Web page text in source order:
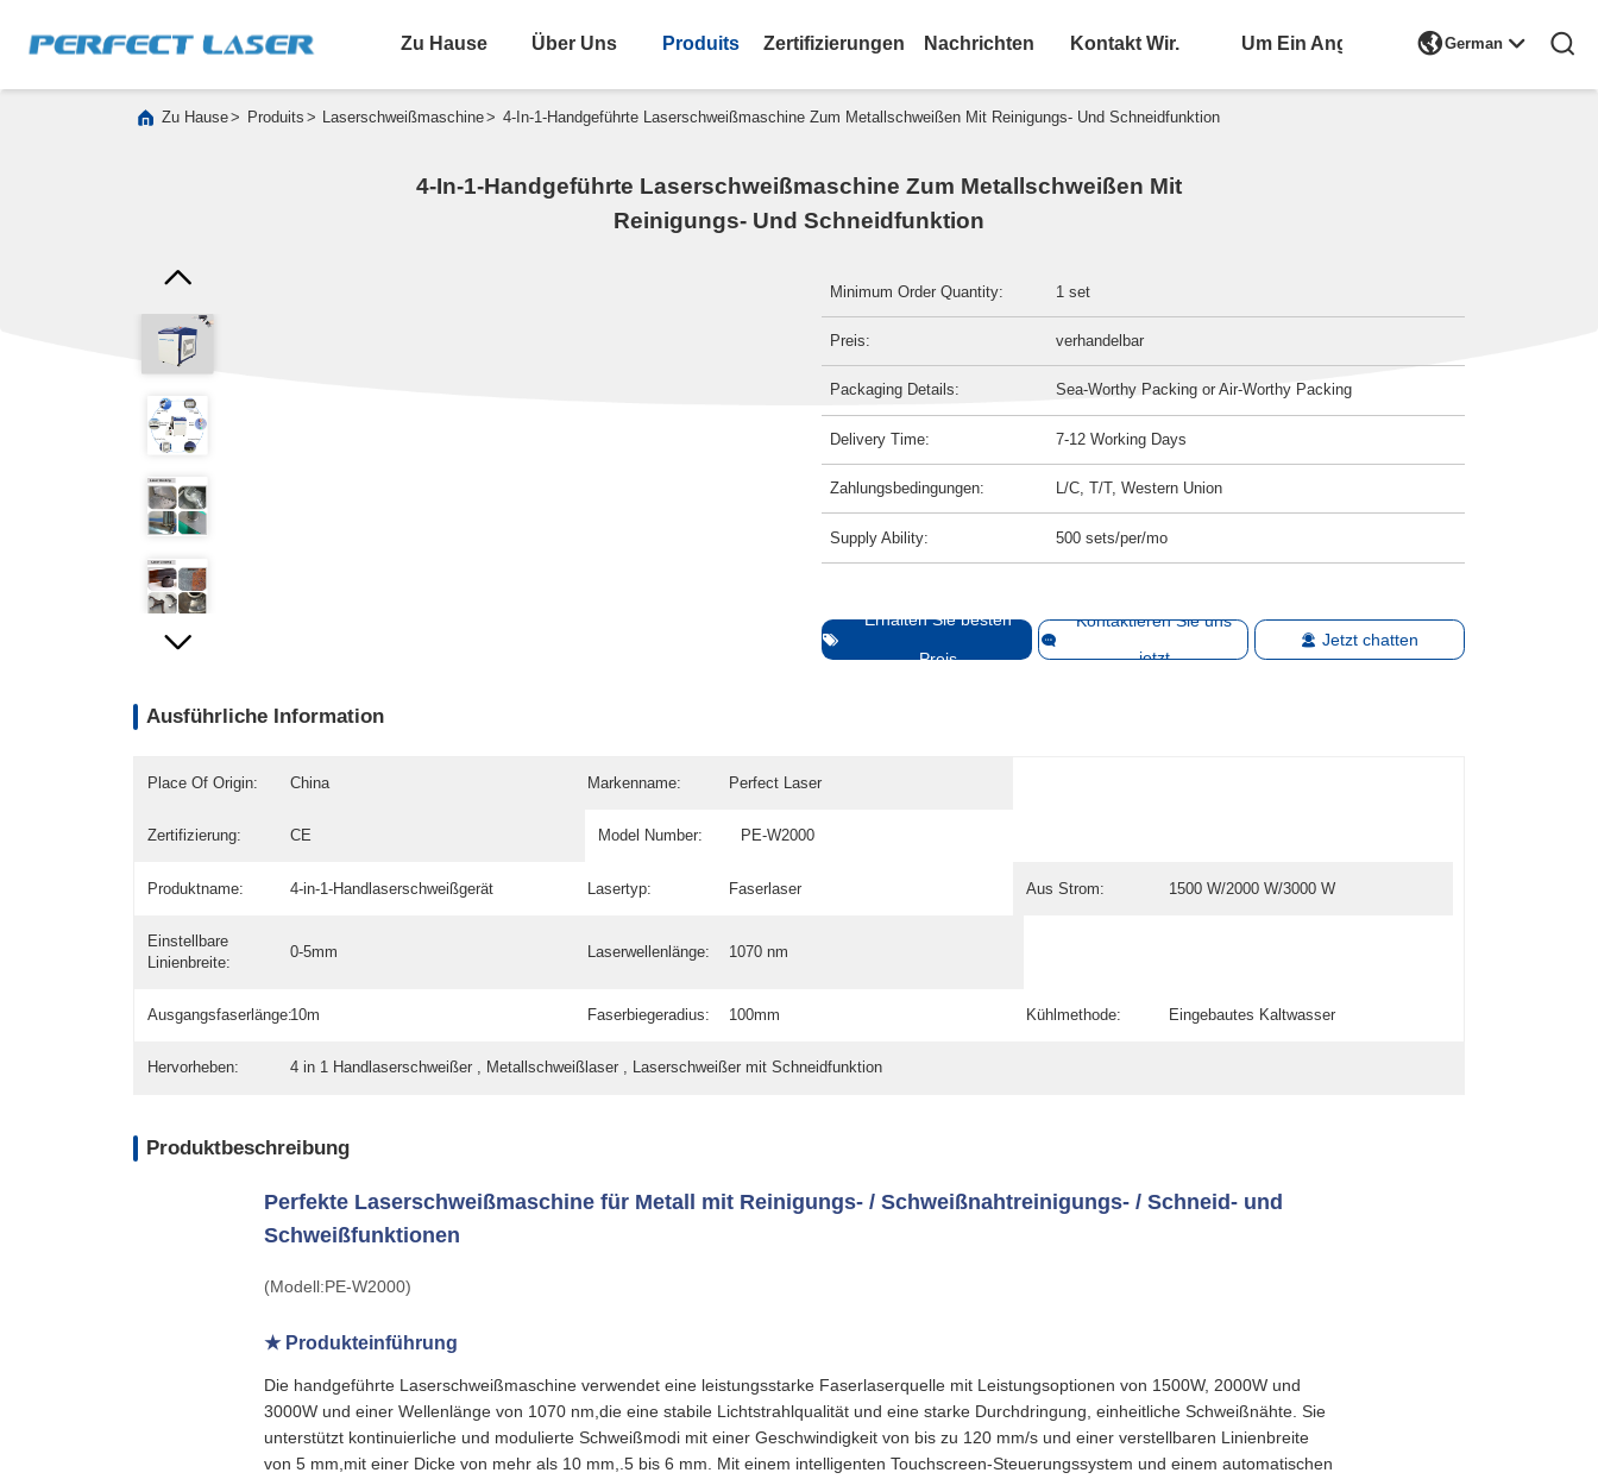
Zu Hause Über Uns Produits Zertifizierungen Nachrichten Kontakt Wir. Bitte Um Ein Angebot German 
Zu Hause> Produits > Laserschweißmaschine> 4-In-1-Handgeführte Laserschweißmaschine Zum Metallschweißen Mit Reinigungs- Und Schneidfunktion
4-In-1-Handgeführte Laserschweißmaschine Zum Metallschweißen Mit
Reinigungs- Und Schneidfunktion
Minimum Order Quantity: 1 set
Preis: verhandelbar
Packaging Details: Sea-Worthy Packing or Air-Worthy Packing
Delivery Time: 7-12 Working Days
Zahlungsbedingungen: L/C, T/T, Western Union
Supply Ability: 500 sets/per/mo
Erhalten Sie besten
Preis
Kontaktieren Sie uns
jetzt
Jetzt chatten
Ausführliche Information
Place Of Origin: China Markenname: Perfect Laser
Zertifizierung: CE Model Number: PE-W2000
Produktname: 4-in-1-Handlaserschweißgerät Lasertyp: Faserlaser Aus Strom: 1500 W/2000 W/3000 W
Einstellbare
Linienbreite:
0-5mm Laserwellenlänge: 1070 nm
Ausgangsfaserlänge:10m Faserbiegeradius: 100mm Kühlmethode: Eingebautes Kaltwasser
Hervorheben: 4 in 1 Handlaserschweißer , Metallschweißlaser , Laserschweißer mit Schneidfunktion
Produktbeschreibung
Perfekte Laserschweißmaschine für Metall mit Reinigungs- / Schweißnahtreinigungs- / Schneid- und
Schweißfunktionen
(Modell:PE-W2000)
★ Produkteinführung
Die handgeführte Laserschweißmaschine verwendet eine leistungsstarke Faserlaserquelle mit Leistungsoptionen von 1500W, 2000W und
3000W und einer Wellenlänge von 1070 nm,die eine stabile Lichtstrahlqualität und eine starke Durchdringung, einheitliche Schweißnähte. Sie
unterstützt kontinuierliche und modulierte Schweißmodi mit einer Geschwindigkeit von bis zu 120 mm/s und einer verstellbaren Linienbreite
von 5 mm,mit einer Dicke von mehr als 10 mm,.5 bis 6 mm. Mit einem intelligenten Touchscreen-Steuerungssystem und einem automatischen